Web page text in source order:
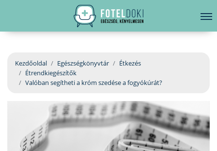
EGÉSZSÉGKÖNYVTÁR
BETEGSÉGKALAUZ
ÜGYELETKERESŐ
ORVOS VÁLASZOL
ORVOSKERESŐ
hirdetés
Kezdőoldal Egészségkönyvtár
Étkezés
Étrendkiegészítők
Valóban segítheti a króm szedése a fogyókúrát?